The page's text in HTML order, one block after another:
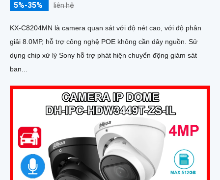
5%-35% liên hệ
KX-C8204MN là camera quan sát với độ nét cao, với độ phân
giải 8.0MP, hỗ trợ công nghệ POE không cần dây nguồn. Sử
dụng chip xử lý Sony hỗ trợ phát hiện chuyển động giám sát
ban...